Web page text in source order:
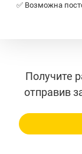
✅ Возможна
Получите
отправив